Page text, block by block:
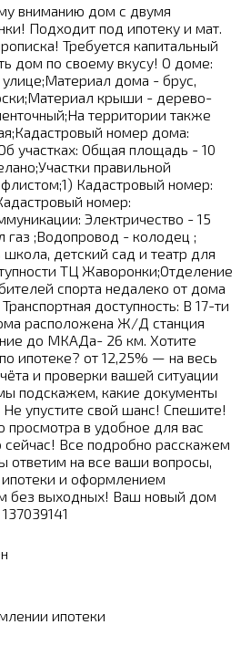
вниманию дом с двумя
Подходит под ипотеку и мат.
Требуется капитальный
дом по своему вкусу! О доме:
дома - брус,
крыши - дерево-
территории также
номер дома:
участках: Общая площадь - 10
правильной
Кадастровый номер:
номер:
Электричество - 15
газ ;Водопровод - колодец ;
школа, детский сад и театр для
ТЦ Жаворонки;Отделение
спорта недалеко от дома
доступность: В 17-ти
расположена Ж/Д станция
до МКАДа- 26 км. Хотите
ипотеке? от 12,25% — на весь
и проверки вашей ситуации
подскажем, какие документы
Не упустите свой шанс! Спешите!
просмотра в удобное для вас
сейчас! Все подробно расскажем
на все ваши вопросы,
и оформлением
без выходных! Ваш новый дом
ипотеки